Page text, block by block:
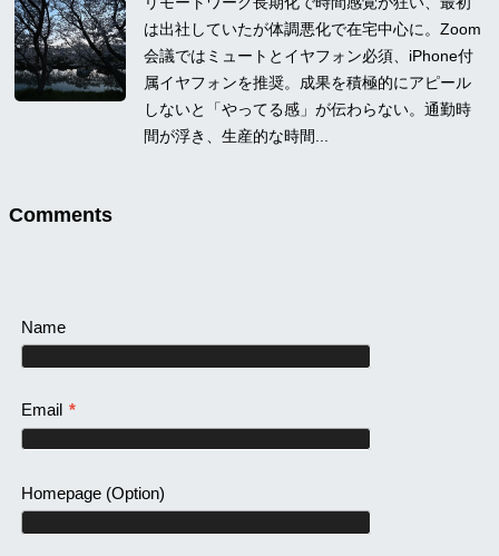
は出社していたが体調悪化で在宅中心に。Zoom
会議ではミュートとイヤフォン必須、iPhone付
属イヤフォンを推奨。成果を積極的にアピール
しないと「やってる感」が伝わらない。通勤時
間が浮き、生産的な時間...
Comments
Name
Email *
Homepage(Option)